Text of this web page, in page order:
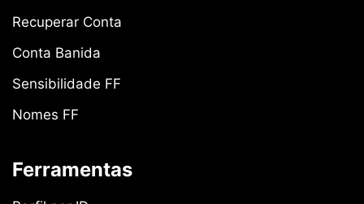
Recuperar Conta
Conta Banida
Sensibilidade FF
Nomes FF
Ferramentas